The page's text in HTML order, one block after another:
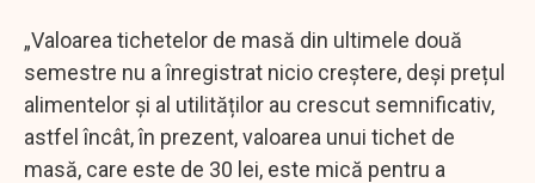
„Valoarea tichetelor de masă din ultimele două
semestre nu a înregistrat nicio creștere, deși prețul
alimentelor și al utilităților au crescut semnificativ,
astfel încât, în prezent, valoarea unui tichet de
masă, care este de 30 lei, este mică pentru a